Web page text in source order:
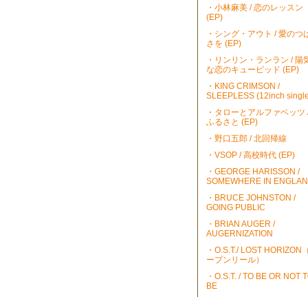
・小林麻美 / 恋のレッスン
(EP)
・シング・アウト / 愛のつ
さを (EP)
・リンリン・ランラン / 陽
な恋のキューピッド (EP)
・KING CRIMSON /
SLEEPLESS (12inch
・タローとアルファベッツ
ふるさと (EP)
・野口五郎 / 北回帰線
・VSOP / 高校時代 (EP)
・GEORGE HARISSON /
SOMEWHERE IN
・BRUCE JOHNSTON /
GOING PUBLIC
・BRIAN AUGER /
AUGERNIZATION
・O.S.T./ LOST HORIZON
ープンリール）
・O.S.T. / TO BE OR NOT
BE